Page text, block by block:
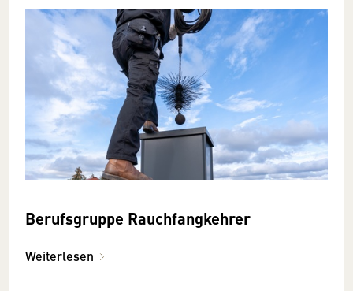
Berufsgruppe Rauchfangkehrer
Weiterlesen